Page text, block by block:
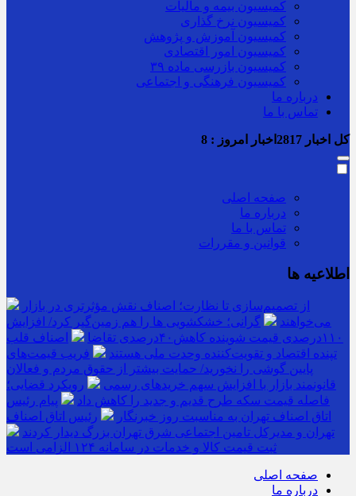
کمیسیون بیمه و مالیات
کمیسیون نرخ گذاری
کمیسیون آموزش و پژوهش
کمیسیون امور اقتصادی
کمیسیون بازرسی ماده ۳۹
کمیسیون فرهنگی و اجتماعی
درباره ما
تماس با ما
کل اخبار اخبار امروز : 8
صفحه اصلی
درباره ما
تماس با ما
قوانین و مقررات
اطلاعیه ها
از تصمیم‌سازی تا نظارت؛ اصناف نقش مؤثرتری در بازار
می‌خواهند
گرانی؛ خشکشویی‌ ها را هم زمین‌گیر کرد/ افزایش
۱۱۰درصدی قیمت شوینده کاهش۴۰درصدی تقاضا
اصناف قلب
تپنده اقتصاد و تقویت‌کننده وحدت ملی هستند
فریب قیمت‌های
پایین گوشی را نخورید/ حمایت بیشتر از حقوق مردم و فعالان
قانونمند بازار با افزایش سهم خریدهای رسمی
رویکرد قضایی؛
فاصله قیمت سکه طرح قدیم و جدید را کاهش داد
پیام رئیس
اتاق اصناف تهران به مناسبت روز خبرنگار
رئیس اتاق اصناف
تهران و مدیرکل تامین اجتماعی شرق تهران بزرگ دیدار کردند
ثبت قیمت کالا و خدمات در سامانه ۱۲۴ الزامی است
صفحه اصلی
درباره ما